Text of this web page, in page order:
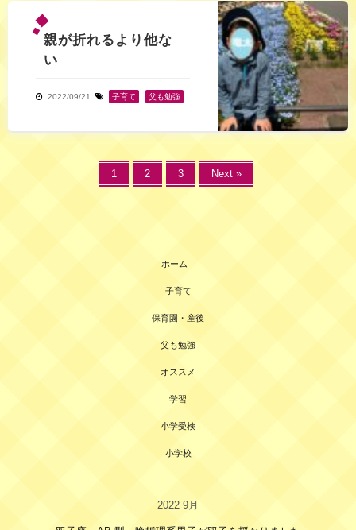
親が折れるより他な
い
2022/09/21 子育て 父も勉強
1 2 3 Next »
ホーム
子育て
保育園・産後
父も勉強
オススメ
学習
小学受検
小学校
2022 9月